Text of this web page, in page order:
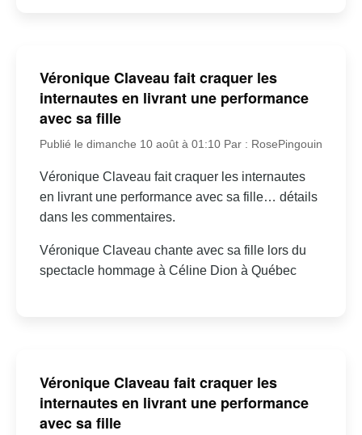
Véronique Claveau fait craquer les
internautes en livrant une performance
avec sa fille
Publié le dimanche 10 août à 01:10 Par : RosePingouin
Véronique Claveau fait craquer les internautes
en livrant une performance avec sa fille… détails
dans les commentaires.
Véronique Claveau chante avec sa fille lors du
spectacle hommage à Céline Dion à Québec
Véronique Claveau fait craquer les
internautes en livrant une performance
avec sa fille